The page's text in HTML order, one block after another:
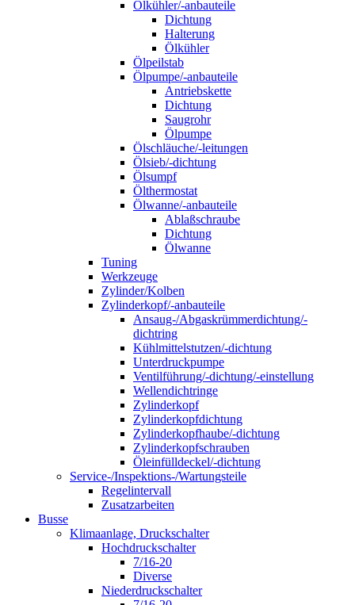
Ölkühler/-anbauteile
Dichtung
Halterung
Ölkühler
Ölpeilstab
Ölpumpe/-anbauteile
Antriebskette
Dichtung
Saugrohr
Ölpumpe
Ölschläuche/-leitungen
Ölsieb/-dichtung
Ölsumpf
Ölthermostat
Ölwanne/-anbauteile
Ablaßschraube
Dichtung
Ölwanne
Tuning
Werkzeuge
Zylinder/Kolben
Zylinderkopf/-anbauteile
Ansaug-/Abgaskrümmerdichtung/-
dichtring
Kühlmittelstutzen/-dichtung
Unterdruckpumpe
Ventilführung/-dichtung/-einstellung
Wellendichtringe
Zylinderkopf
Zylinderkopfdichtung
Zylinderkopfhaube/-dichtung
Zylinderkopfschrauben
Öleinfülldeckel/-dichtung
Service-/Inspektions-/Wartungsteile
Regelintervall
Zusatzarbeiten
Busse
Klimaanlage, Druckschalter
Hochdruckschalter
7/16-20
Diverse
Niederdruckschalter